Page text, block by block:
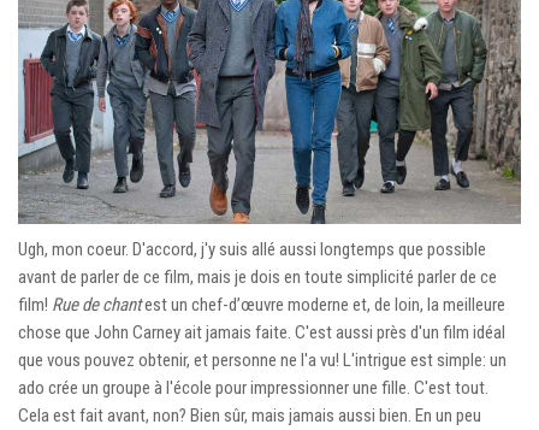
Ugh, mon coeur. D'accord, j'y suis allé aussi longtemps que possible
avant de parler de ce film, mais je dois en toute simplicité parler de ce
film! Rue de chantest un chef-d’œuvre moderne et, de loin, la meilleure
chose que John Carney ait jamais faite. C'est aussi près d'un film idéal
que vous pouvez obtenir, et personne ne l'a vu! L'intrigue est simple: un
ado crée un groupe à l'école pour impressionner une fille. C'est tout.
Cela est fait avant, non? Bien sûr, mais jamais aussi bien. En un peu